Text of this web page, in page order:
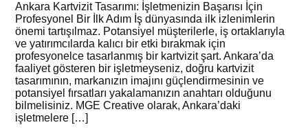
Ankara Kartvizit Tasarımı: İşletmenizin Başarısı İçin
Profesyonel Bir İlk Adım İş dünyasında ilk izlenimlerin
önemi tartışılmaz. Potansiyel müşterilerle, iş ortaklarıyla
ve yatırımcılarda kalıcı bir etki bırakmak için
profesyonelce tasarlanmış bir kartvizit şart. Ankara’da
faaliyet gösteren bir işletmeyseniz, doğru kartvizit
tasarımının, markanızın imajını güçlendirmesinin ve
potansiyel fırsatları yakalamanızın anahtarı olduğunu
bilmelisiniz. MGE Creative olarak, Ankara’daki
işletmelere […]